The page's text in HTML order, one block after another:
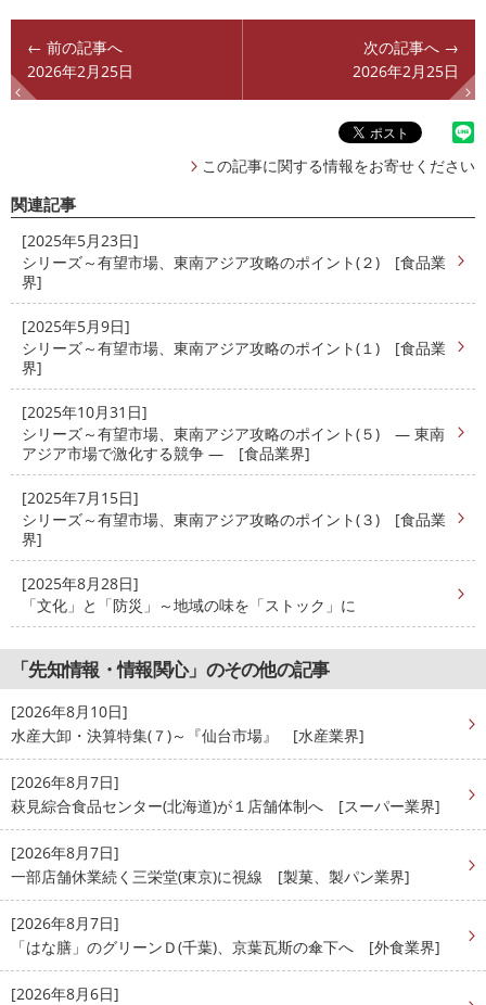
← 前の記事へ
2026年2月25日
次の記事へ →
2026年2月25日
この記事に関する情報をお寄せください
関連記事
[2025年5月23日]
シリーズ～有望市場、東南アジア攻略のポイント(２) [食品業
界]
[2025年5月9日]
シリーズ～有望市場、東南アジア攻略のポイント(１) [食品業
界]
[2025年10月31日]
シリーズ～有望市場、東南アジア攻略のポイント(５) ― 東南
アジア市場で激化する競争 ― [食品業界]
[2025年7月15日]
シリーズ～有望市場、東南アジア攻略のポイント(３) [食品業
界]
[2025年8月28日]
「文化」と「防災」～地域の味を「ストック」に
「先知情報・情報関心」のその他の記事
[2026年8月10日]
水産大卸・決算特集(７)～『仙台市場』 [水産業界]
[2026年8月7日]
萩見綜合食品センター(北海道)が１店舗体制へ [スーパー業界]
[2026年8月7日]
一部店舗休業続く三栄堂(東京)に視線 [製菓、製パン業界]
[2026年8月7日]
「はな膳」のグリーンＤ(千葉)、京葉瓦斯の傘下へ [外食業界]
[2026年8月6日]